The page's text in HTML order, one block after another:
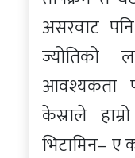
असरवाट
ज्योतिको
आवश्यकता
केस्राले
भिटामिन– ए